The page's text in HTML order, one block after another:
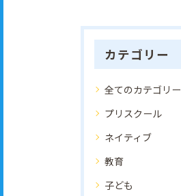
カテゴリー
全てのカテゴリー
プリスクール
ネイティブ
教育
子ども